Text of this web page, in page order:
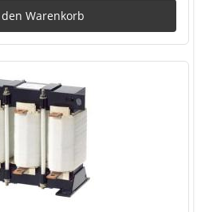
Warenkorb